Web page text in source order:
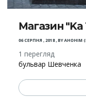
Магазин "Ka
06 СЕРПНЯ , 2018,BYАНОНІМ
1 перегляд
бульвар Шевченка